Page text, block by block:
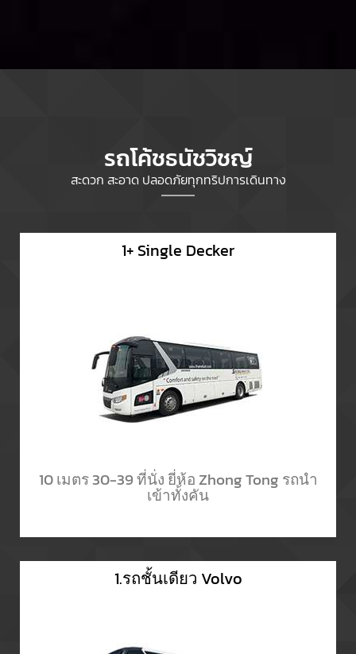
รถโค้ชธนัชวิชญ์
สะดวก สะอาด ปลอดภัยทุกทริปการเดินทาง
1+ Single Decker
10 เมตร 30-39 ที่นั่ง ยี่ห้อ Zhong Tong รถนำ
เข้าทั้งคัน
1.รถชั้นเดียว Volvo